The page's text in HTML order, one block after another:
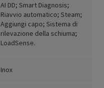
AI DD; Smart Diagnosis;
Riavvio automatico; Steam;
Aggiungi capo; Sistema di
rilevazione della schiuma;
LoadSense.
Inox